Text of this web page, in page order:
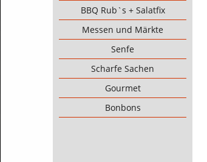
BBQ Rub`s + Salatfix
Messen und Märkte
Senfe
Scharfe Sachen
Gourmet
Bonbons